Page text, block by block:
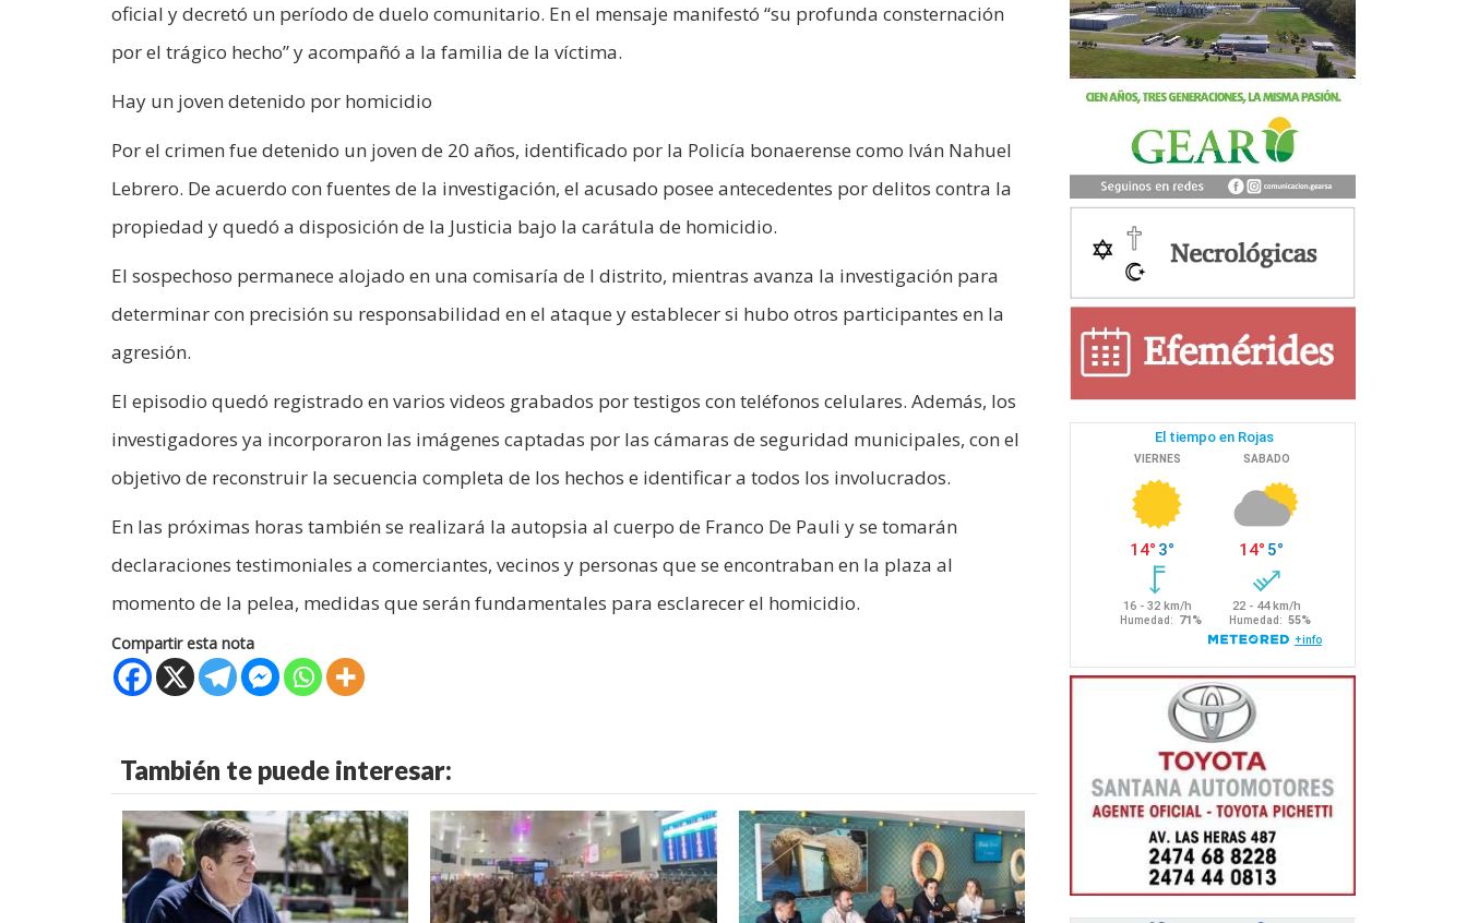
oficial y decretó un período de duelo comunitario. En el mensaje manifestó “su profunda consternación
por el trágico hecho” y acompañó a la familia de la víctima.
Hay un joven detenido por homicidio
Por el crimen fue detenido un joven de 20 años, identificado por la Policía bonaerense como Iván Nahuel
Lebrero. De acuerdo con fuentes de la investigación, el acusado posee antecedentes por delitos contra la
propiedad y quedó a disposición de la Justicia bajo la carátula de homicidio.
El sospechoso permanece alojado en una comisaría de l distrito, mientras avanza la investigación para
determinar con precisión su responsabilidad en el ataque y establecer si hubo otros participantes en la
agresión.
El episodio quedó registrado en varios videos grabados por testigos con teléfonos celulares. Además, los
investigadores ya incorporaron las imágenes captadas por las cámaras de seguridad municipales, con el
objetivo de reconstruir la secuencia completa de los hechos e identificar a todos los involucrados.
En las próximas horas también se realizará la autopsia al cuerpo de Franco De Pauli y se tomarán
declaraciones testimoniales a comerciantes, vecinos y personas que se encontraban en la plaza al
momento de la pelea, medidas que serán fundamentales para esclarecer el homicidio.
Compartir esta nota
También te puede interesar: